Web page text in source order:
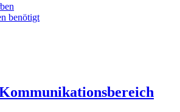
benötigt